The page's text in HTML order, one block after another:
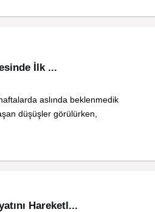
İlk ...
aslında beklenmedik
düşüşler görülürken,
Hareketl...